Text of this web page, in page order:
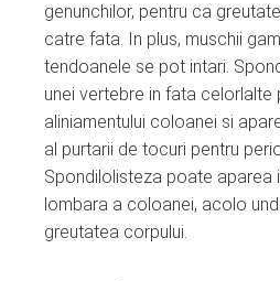
genunchilor, pentru ca
catre fata. In plus, muschii
tendoanele se pot intari.
unei vertebre in fata
aliniamentului coloanei si
al purtarii de tocuri pentru
Spondilolisteza poate aparea
lombara a coloanei, acolo
greutatea corpului.